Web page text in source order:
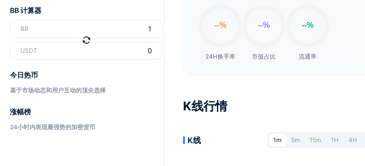
24H换手率 市值占比 流通率
K线行情
K线 1m 5m 15m 1H 4H
BB 计算器
BB
USDT
今日热币
基于市场动态和用户互动的顶尖选择
涨幅榜
24小时内表现最强势的加密货币